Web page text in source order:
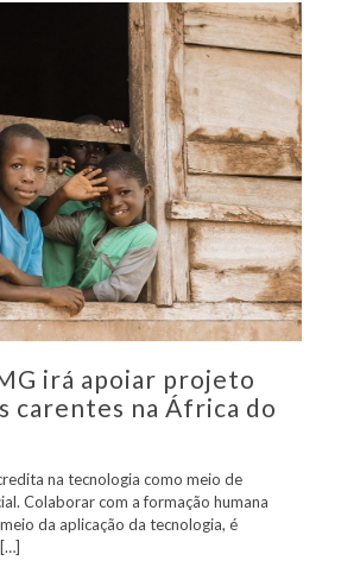
irá apoiar projeto
carentes na África do
na tecnologia como meio de
Colaborar com a formação humana
da aplicação da tecnologia, é
[…]